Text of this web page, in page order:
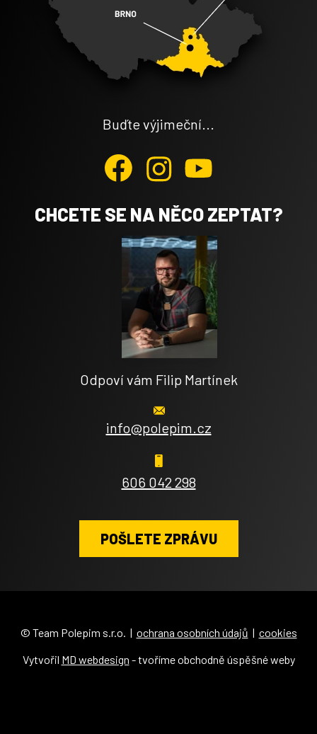
Buďte výjimeční...
CHCETE SE NA NĚCO ZEPTAT?
Odpoví vám Filip Martínek
info@polepim.cz
606 042 298
POŠLETE ZPRÁVU
© Team Polepim s.r.o. | ochrana osobních údajů | cookies
Vytvořil MD webdesign - tvoříme obchodně úspěšné weby